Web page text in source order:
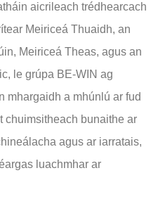
aicrileach trédhearcach
Meiriceá Thuaidh, an
Meiriceá Theas, agus an
le grúpa BE-WIN ag
mhargaidh a mhúnlú ar fud
chuimsitheach bunaithe ar
agus ar iarratais,
luachmhar ar